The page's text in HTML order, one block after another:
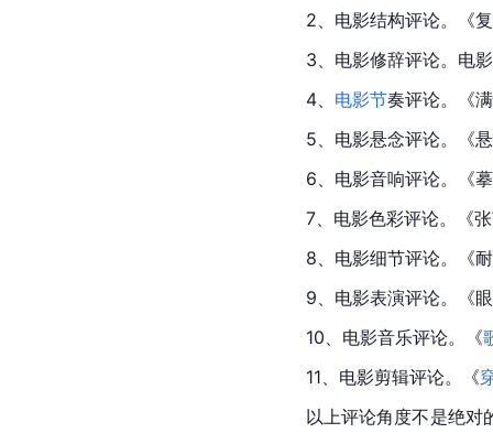
2、电影结构评论。《
3、电影修辞评论。电
4、 电影节奏评论。《
5、电影悬念评论。《
6、电影音响评论。《
7、电影色彩评论。《
8、电影细节评论。《
9、电影表演评论。《
10、电影音乐评论。《
11、电影剪辑评论。《
以上评论角度不是绝对